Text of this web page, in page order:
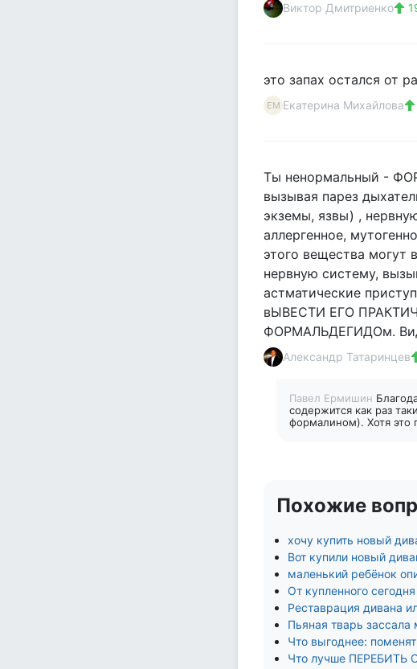
Виктор Дмитриенко
это запах остался от
ЕМ Екатерина Михайлова
Ты ненормальный -
вызывая парез
экземы, язвы) ,
аллергенное,
этого вещества могут
нервную систему,
астматические
вЫВЕСТИ ЕГО
ФОРМАЛЬДЕГИДОм.
Александр Татаринцев
Павел Ермишин
содержится как раз
формалином). Хотя это
Похожие
хочу купить новый
Вот купили новый
маленький ребёнок
От купленного
Реставрация дивана
Пьяная тварь
Что выгоднее:
Что лучше ПЕРЕБИТЬ